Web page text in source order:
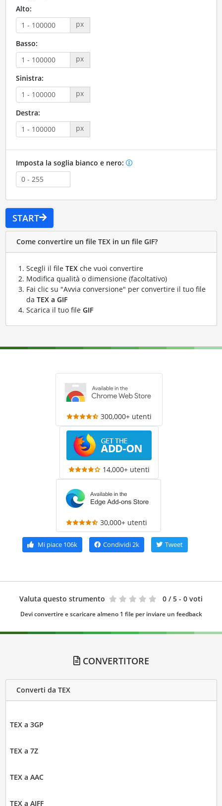
Alto:
px
Basso:
px
Sinistra:
px
Destra:
px
Imposta la soglia bianco e nero:
START
Come convertire un file TEX in un file GIF?
Scegli il file TEXche vuoi convertire
Modifica qualità o dimensione (facoltativo)
Fai clic su "Avvia conversione" per convertire il tuo file
da TEX a GIF
Scarica il tuo file GIF
300,000+ utenti
14,000+ utenti
30,000+ utenti
Mi piace 106k Condividi2k Tweet
Valuta questo strumento 0 / 5 - 0 voti
Devi convertire e scaricare almeno 1 file per inviare un feedback
CONVERTITORE
Converti da TEX
TEX a 3GP
TEX a 7Z
TEX a AAC
TEX a AIFF